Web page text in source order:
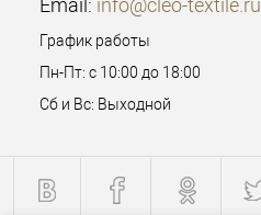
Email: info@cleo-textile.ru
График работы
Пн-Пт: с 10:00 до 18:00
Сб и Вс: Выходной